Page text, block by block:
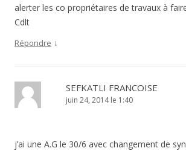
alerter les co propriétaires de travaux à
Cdlt
Répondre ↓
SEFKATLI FRANCOISE
juin 24, 2014 le 1:40
j’ai une A.G le 30/6 avec changement de